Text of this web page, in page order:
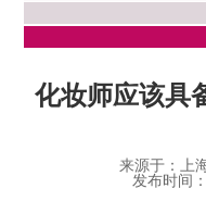
化妆师应该具
来源于：上
发布时间